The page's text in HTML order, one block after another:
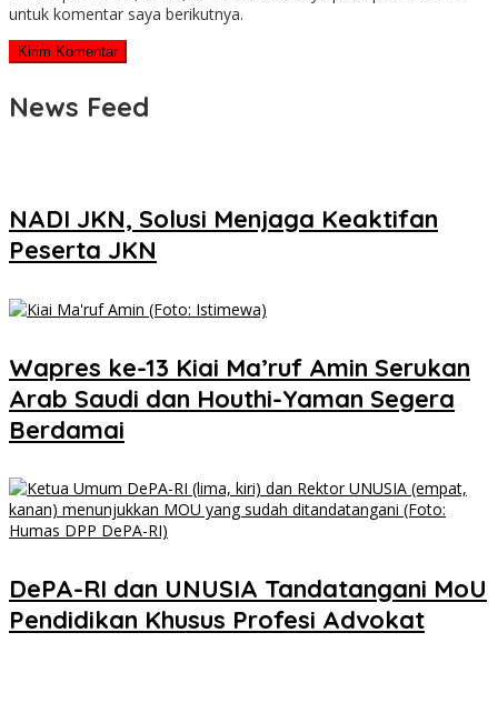
untuk komentar saya berikutnya.
News Feed
NADI JKN, Solusi Menjaga Keaktifan
Peserta JKN
Wapres ke-13 Kiai Ma’ruf Amin Serukan
Arab Saudi dan Houthi-Yaman Segera
Berdamai
DePA-RI dan UNUSIA Tandatangani MoU
Pendidikan Khusus Profesi Advokat